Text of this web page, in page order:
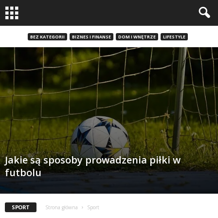
BEZ KATEGORII BIZNES I FINANSE DOM I WNĘTRZE LIFESTYLE
Jakie są sposoby prowadzenia piłki w
futbolu
SPORT Strona główna Sport